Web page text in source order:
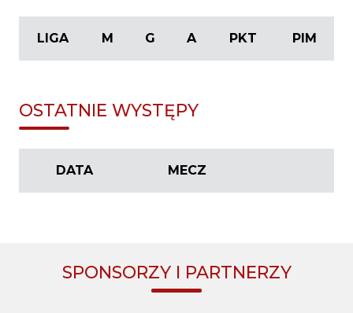
LIGA M G A PKT PIM
OSTATNIE WYSTĘPY
DATA MECZ
SPONSORZY I PARTNERZY